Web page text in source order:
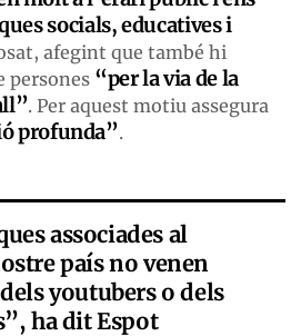
socials, educatives i
afegint que també hi
persones “per la via de la
. Per aquest motiu assegura
profunda”.
associades al
país no venen
youtubers o dels
ha dit Espot